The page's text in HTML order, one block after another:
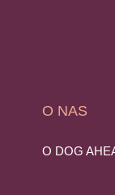
O NAS
O DOG